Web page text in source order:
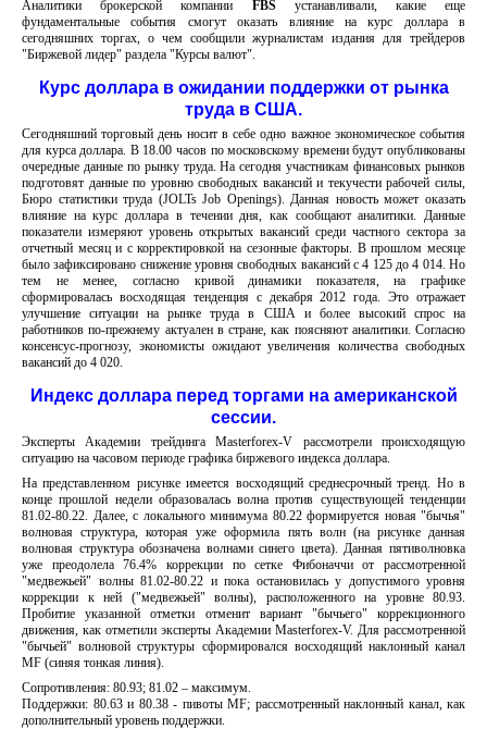
Аналитики брокерской компании FBSустанавливали, какие еще
фундаментальные события смогут оказать влияние на курс доллара в
сегодняшних торгах, о чем сообщили журналистам издания для трейдеров
"Биржевой лидер" раздела "Курсы валют".
Курс доллара в ожидании поддержки от рынка
труда в США.
Сегодняшний торговый день носит в себе одно важное экономическое события
для курса доллара. В 18.00 часов по московскому времени будут опубликованы
очередные данные по рынку труда. На сегодня участникам финансовых рынков
подготовят данные по уровню свободных вакансий и текучести рабочей силы,
Бюро статистики труда (JOLTs Job Openings). Данная новость может оказать
влияние на курс доллара в течении дня, как сообщают аналитики. Данные
показатели измеряют уровень открытых вакансий среди частного сектора за
отчетный месяц и с корректировкой на сезонные факторы. В прошлом месяце
было зафиксировано снижение уровня свободных вакансий с 4 125 до 4 014. Но
тем не менее, согласно кривой динамики показателя, на графике
сформировалась восходящая тенденция с декабря 2012 года. Это отражает
улучшение ситуации на рынке труда в США и более высокий спрос на
работников по-прежнему актуален в стране, как поясняют аналитики. Согласно
консенсус-прогнозу, экономисты ожидают увеличения количества свободных
вакансий до 4 020.
Индекс доллара перед торгами на американской
сессии.
Эксперты Академии трейдинга Masterforex-V рассмотрели происходящую
ситуацию на часовом периоде графика биржевого индекса доллара.
На представленном рисунке имеется восходящий среднесрочный тренд. Но в
конце прошлой недели образовалась волна против существующей тенденции
81.02-80.22. Далее, с локального минимума 80.22 формируется новая "бычья"
волновая структура, которая уже оформила пять волн (на рисунке данная
волновая структура обозначена волнами синего цвета). Данная пятиволновка
уже преодолела 76.4% коррекции по сетке Фибоначчи от рассмотренной
"медвежьей" волны 81.02-80.22 и пока остановилась у допустимого уровня
коррекции к ней ("медвежьей" волны), расположенного на уровне 80.93.
Пробитие указанной отметки отменит вариант "бычьего" коррекционного
движения, как отметили эксперты Академии Masterforex-V. Для рассмотренной
"бычьей" волновой структуры сформировался восходящий наклонный канал
MF (синяя тонкая линия).
Сопротивления: 80.93; 81.02 – максимум.
Поддержки: 80.63 и 80.38 - пивоты МF; рассмотренный наклонный канал, как
дополнительный уровень поддержки.